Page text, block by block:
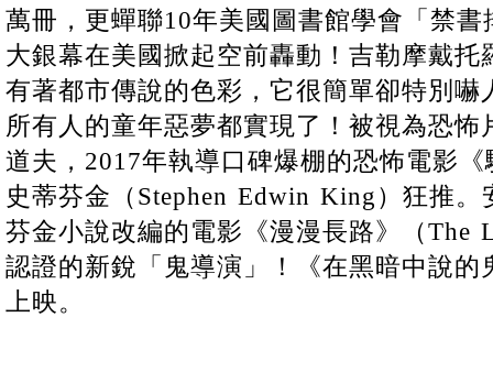
萬冊，更蟬聯10年美國圖書館學會「禁
大銀幕在美國掀起空前轟動！吉勒摩戴
有著都市傳說的色彩，它很簡單卻特別嚇
所有人的童年惡夢都實現了！被視為恐
道夫，2017年執導口碑爆棚的恐怖電影
史蒂芬金（Stephen Edwin King）狂推
芬金小說改編的電影《漫漫長路》（The
認證的新銳「鬼導演」！《在黑暗中說的
上映。